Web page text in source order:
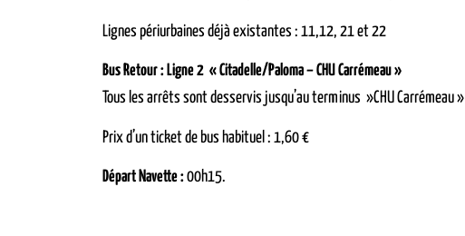
Lignes périurbaines déjà existantes : 11,12, 21 et 22
Bus Retour : Ligne 2 « Citadelle/Paloma – CHU Carrémeau »
Tous les arrêts sont desservis jusqu’au terminus »CHU Carrémeau »
Prix d’un ticket de bus habituel : 1,60 €
Départ Navette :00h15.